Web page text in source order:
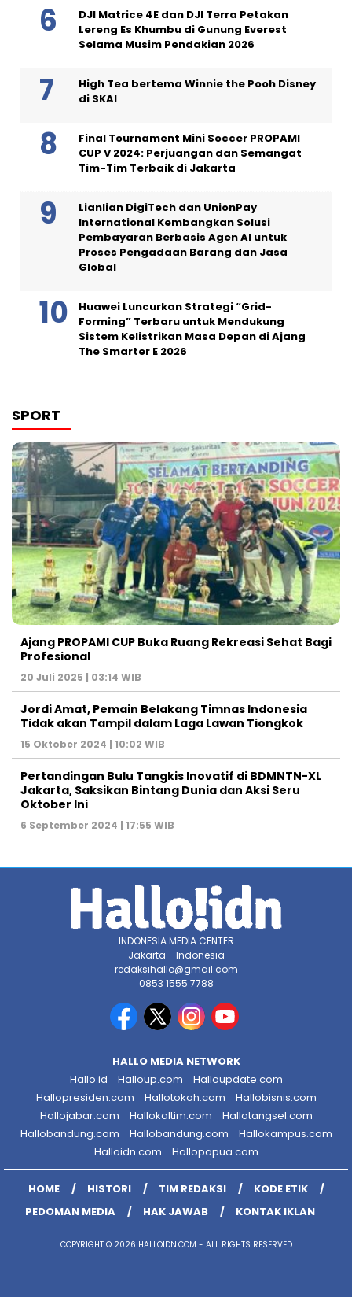
DJI Matrice 4E dan DJI Terra Petakan
Lereng Es Khumbu di Gunung Everest
Selama Musim Pendakian 2026
High Tea bertema Winnie the Pooh Disney
di SKAI
Final Tournament Mini Soccer PROPAMI
CUP V 2024: Perjuangan dan Semangat
Tim-Tim Terbaik di Jakarta
Lianlian DigiTech dan UnionPay
International Kembangkan Solusi
Pembayaran Berbasis Agen AI untuk
Proses Pengadaan Barang dan Jasa
Global
Huawei Luncurkan Strategi “Grid-
Forming” Terbaru untuk Mendukung
Sistem Kelistrikan Masa Depan di Ajang
The Smarter E 2026
SPORT
Ajang PROPAMI CUP Buka Ruang Rekreasi Sehat Bagi
Profesional
20 Juli 2025 | 03:14 WIB
Jordi Amat, Pemain Belakang Timnas Indonesia
Tidak akan Tampil dalam Laga Lawan Tiongkok
15 Oktober 2024 | 10:02 WIB
Pertandingan Bulu Tangkis Inovatif di BDMNTN-XL
Jakarta, Saksikan Bintang Dunia dan Aksi Seru
Oktober Ini
6 September 2024 | 17:55 WIB
INDONESIA MEDIA CENTER
Jakarta - Indonesia
redaksihallo@gmail.com
0853 1555 7788
HALLO MEDIA NETWORK
Hallo.id
Halloup.com
Halloupdate.com
Hallopresiden.com
Hallotokoh.com
Hallobisnis.com
Hallojabar.com
Hallokaltim.com
Hallotangsel.com
Hallobandung.com
Hallobandung.com
Hallokampus.com
Halloidn.com
Hallopapua.com
HOME HISTORI TIM REDAKSI
KODE ETIK
PEDOMAN MEDIA
HAK JAWAB KONTAK IKLAN
COPYRIGHT © 2026 HALLOIDN.COM - ALL RIGHTS RESERVED